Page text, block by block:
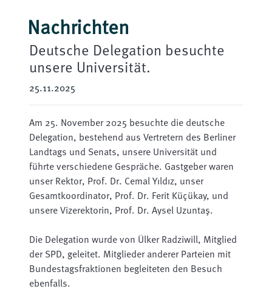
Nachrichten
Deutsche Delegation besuchte
unsere Universität.
25.11.2025
Am 25. November 2025 besuchte die deutsche
Delegation, bestehend aus Vertretern des Berliner
Landtags und Senats, unsere Universität und
führte verschiedene Gespräche. Gastgeber waren
unser Rektor, Prof. Dr. Cemal Yıldız, unser
Gesamtkoordinator, Prof. Dr. Ferit Küçükay, und
unsere Vizerektorin, Prof. Dr. Aysel Uzuntaş.
Die Delegation wurde von Ülker Radziwill, Mitglied
der SPD, geleitet. Mitglieder anderer Parteien mit
Bundestagsfraktionen begleiteten den Besuch
ebenfalls.